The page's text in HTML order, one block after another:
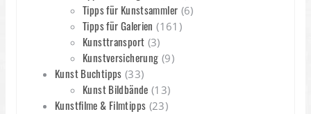
Tipps für Kunstsammler (6)
Tipps für Galerien (161)
Kunsttransport (3)
Kunstversicherung (9)
Kunst Buchtipps (33)
Kunst Bildbände (13)
Kunstfilme & Filmtipps (23)